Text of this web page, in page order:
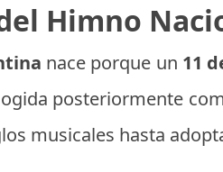
Himno
nace porque un 11
posteriormente
musicales hasta